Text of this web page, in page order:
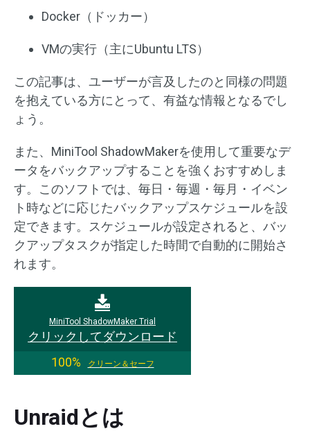
Docker（ドッカー）
VMの実行（主にUbuntu LTS）
この記事は、ユーザーが言及したのと同様の問題
を抱えている方にとって、有益な情報となるでし
ょう。
また、MiniTool ShadowMakerを使用して重要なデ
ータをバックアップすることを強くおすすめしま
す。このソフトでは、毎日・毎週・毎月・イベン
ト時などに応じたバックアップスケジュールを設
定できます。スケジュールが設定されると、バッ
クアップタスクが指定した時間で自動的に開始さ
れます。
MiniTool ShadowMaker Trial
クリックしてダウンロード
100%
クリーン＆セーフ
Unraidとは